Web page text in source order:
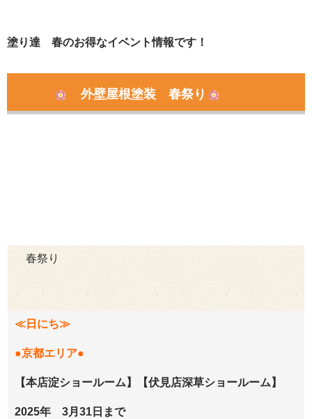
塗り達 春のお得なイベント情報です！
外壁屋根塗装 春祭り
春祭り
≪日にち≫
●京都エリア●
【本店淀ショールーム】【伏見店深草ショールーム】
2025年 3月31日まで